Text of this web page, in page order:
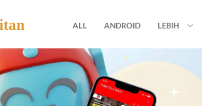
ALL ANDROID LEBIH